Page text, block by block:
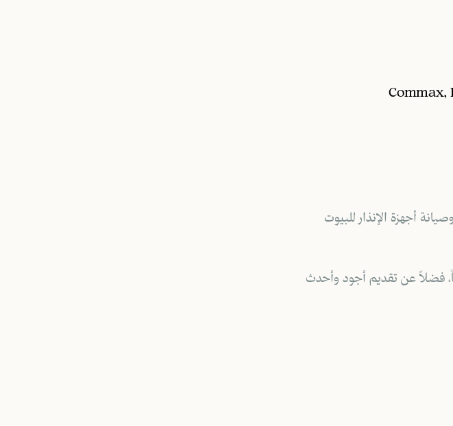
أجهزة الإنذار للبيوت
فضلاً عن تقديم أجود وأحدث